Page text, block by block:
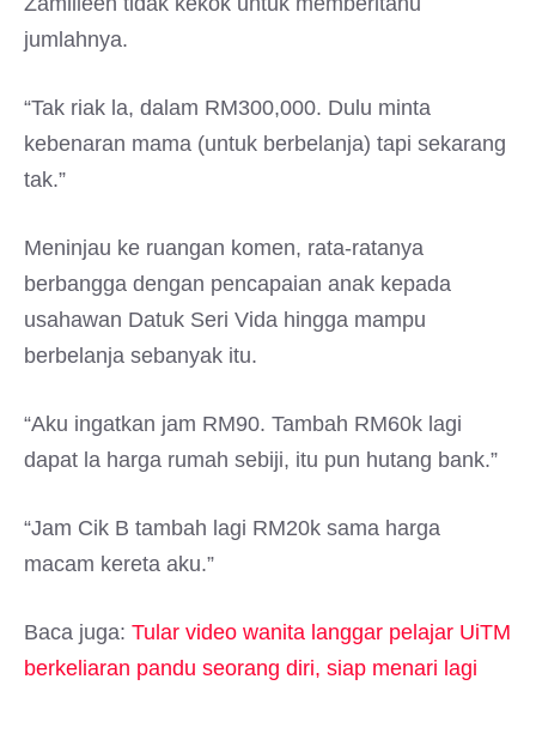
jumlahnya.
“Tak riak la, dalam RM300,000. Dulu minta
kebenaran mama (untuk berbelanja) tapi sekarang
tak.”
Meninjau ke ruangan komen, rata-ratanya
berbangga dengan pencapaian anak kepada
usahawan Datuk Seri Vida hingga mampu
berbelanja sebanyak itu.
“Aku ingatkan jam RM90. Tambah RM60k lagi
dapat la harga rumah sebiji, itu pun hutang bank.”
“Jam Cik B tambah lagi RM20k sama harga
macam kereta aku.”
Baca juga: Tular video wanita langgar pelajar UiTM
berkeliaran pandu seorang diri, siap menari lagi